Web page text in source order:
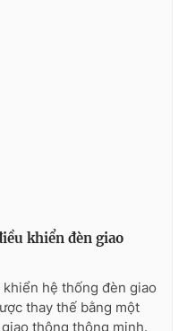
khiển đèn giao
hệ thống đèn giao
thay thế bằng một
thông thông minh.